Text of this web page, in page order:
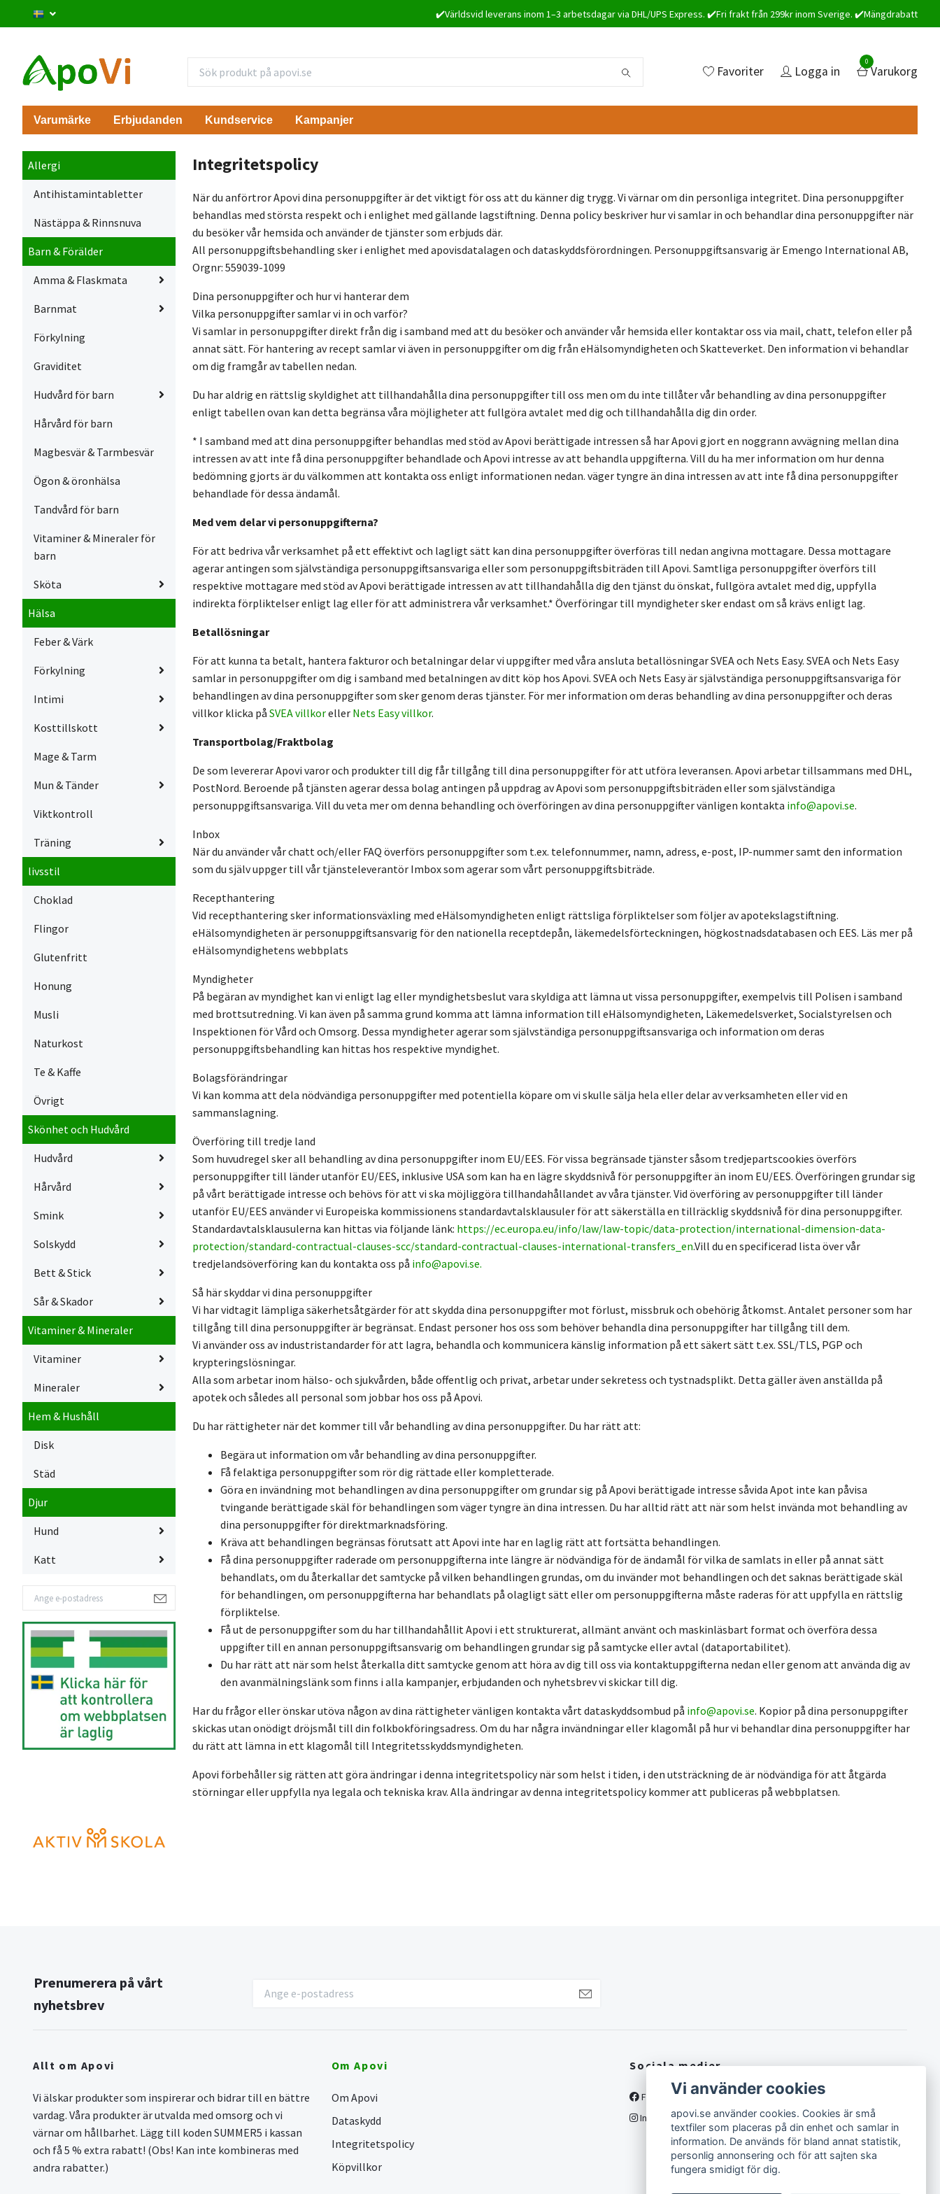
✔️Världsvid leverans inom 1–3 arbetsdagar via DHL/UPS Express. ✔️Fri frakt från 299kr inom Sverige. ✔️Mängdrabatt
Favoriter Logga in
0
Varukorg
Varumärke Erbjudanden Kundservice Kampanjer
Allergi
Antihistamintabletter
Nästäppa & Rinnsnuva
Barn & Förälder
Amma & Flaskmata
Barnmat
Förkylning
Graviditet
Hudvård för barn
Hårvård för barn
Magbesvär & Tarmbesvär
Ögon & öronhälsa
Tandvård för barn
Vitaminer & Mineraler för
barn
Sköta
Hälsa
Feber & Värk
Förkylning
Intimi
Kosttillskott
Mage & Tarm
Mun & Tänder
Viktkontroll
Träning
livsstil
Choklad
Flingor
Glutenfritt
Honung
Musli
Naturkost
Te & Kaffe
Övrigt
Skönhet och Hudvård
Hudvård
Hårvård
Smink
Solskydd
Bett & Stick
Sår & Skador
Vitaminer & Mineraler
Vitaminer
Mineraler
Hem & Hushåll
Disk
Städ
Djur
Hund
Katt
Integritetspolicy
När du anförtror Apovi dina personuppgifter är det viktigt för oss att du känner dig trygg. Vi värnar om din personliga integritet. Dina personuppgifter
behandlas med största respekt och i enlighet med gällande lagstiftning. Denna policy beskriver hur vi samlar in och behandlar dina personuppgifter när
du besöker vår hemsida och använder de tjänster som erbjuds där.
All personuppgiftsbehandling sker i enlighet med apovisdatalagen och dataskyddsförordningen. Personuppgiftsansvarig är Emengo International AB,
Orgnr: 559039-1099
Dina personuppgifter och hur vi hanterar dem
Vilka personuppgifter samlar vi in och varför?
Vi samlar in personuppgifter direkt från dig i samband med att du besöker och använder vår hemsida eller kontaktar oss via mail, chatt, telefon eller på
annat sätt. För hantering av recept samlar vi även in personuppgifter om dig från eHälsomyndigheten och Skatteverket. Den information vi behandlar
om dig framgår av tabellen nedan.
Du har aldrig en rättslig skyldighet att tillhandahålla dina personuppgifter till oss men om du inte tillåter vår behandling av dina personuppgifter
enligt tabellen ovan kan detta begränsa våra möjligheter att fullgöra avtalet med dig och tillhandahålla dig din order.
* I samband med att dina personuppgifter behandlas med stöd av Apovi berättigade intressen så har Apovi gjort en noggrann avvägning mellan dina
intressen av att inte få dina personuppgifter behandlade och Apovi intresse av att behandla uppgifterna. Vill du ha mer information om hur denna
bedömning gjorts är du välkommen att kontakta oss enligt informationen nedan. väger tyngre än dina intressen av att inte få dina personuppgifter
behandlade för dessa ändamål.
Med vem delar vi personuppgifterna?
För att bedriva vår verksamhet på ett effektivt och lagligt sätt kan dina personuppgifter överföras till nedan angivna mottagare. Dessa mottagare
agerar antingen som självständiga personuppgiftsansvariga eller som personuppgiftsbiträden till Apovi. Samtliga personuppgifter överförs till
respektive mottagare med stöd av Apovi berättigade intressen av att tillhandahålla dig den tjänst du önskat, fullgöra avtalet med dig, uppfylla
indirekta förpliktelser enligt lag eller för att administrera vår verksamhet.* Överföringar till myndigheter sker endast om så krävs enligt lag.
Betallösningar
För att kunna ta betalt, hantera fakturor och betalningar delar vi uppgifter med våra ansluta betallösningar SVEA och Nets Easy. SVEA och Nets Easy
samlar in personuppgifter om dig i samband med betalningen av ditt köp hos Apovi. SVEA och Nets Easy är självständiga personuppgiftsansvariga för
behandlingen av dina personuppgifter som sker genom deras tjänster. För mer information om deras behandling av dina personuppgifter och deras
villkor klicka påSVEA villkoreller Nets Easy villkor.
Transportbolag/Fraktbolag
De som levererar Apovi varor och produkter till dig får tillgång till dina personuppgifter för att utföra leveransen. Apovi arbetar tillsammans med DHL,
PostNord. Beroende på tjänsten agerar dessa bolag antingen på uppdrag av Apovi som personuppgiftsbiträden eller som självständiga
personuppgiftsansvariga. Vill du veta mer om denna behandling och överföringen av dina personuppgifter vänligen kontakta info@apovi.se.
Inbox
När du använder vår chatt och/eller FAQ överförs personuppgifter som t.ex. telefonnummer, namn, adress, e-post, IP-nummer samt den information
som du själv uppger till vår tjänsteleverantör Imbox som agerar som vårt personuppgiftsbiträde.
Recepthantering
Vid recepthantering sker informationsväxling med eHälsomyndigheten enligt rättsliga förpliktelser som följer av apotekslagstiftning.
eHälsomyndigheten är personuppgiftsansvarig för den nationella receptdepån, läkemedelsförteckningen, högkostnadsdatabasen och EES. Läs mer på
eHälsomyndighetens webbplats
Myndigheter
På begäran av myndighet kan vi enligt lag eller myndighetsbeslut vara skyldiga att lämna ut vissa personuppgifter, exempelvis till Polisen i samband
med brottsutredning. Vi kan även på samma grund komma att lämna information till eHälsomyndigheten, Läkemedelsverket, Socialstyrelsen och
Inspektionen för Vård och Omsorg. Dessa myndigheter agerar som självständiga personuppgiftsansvariga och information om deras
personuppgiftsbehandling kan hittas hos respektive myndighet.
Bolagsförändringar
Vi kan komma att dela nödvändiga personuppgifter med potentiella köpare om vi skulle sälja hela eller delar av verksamheten eller vid en
sammanslagning.
Överföring till tredje land
Som huvudregel sker all behandling av dina personuppgifter inom EU/EES. För vissa begränsade tjänster såsom tredjepartscookies överförs
personuppgifter till länder utanför EU/EES, inklusive USA som kan ha en lägre skyddsnivå för personuppgifter än inom EU/EES. Överföringen grundar sig
på vårt berättigade intresse och behövs för att vi ska möjliggöra tillhandahållandet av våra tjänster. Vid överföring av personuppgifter till länder
utanför EU/EES använder vi Europeiska kommissionens standardavtalsklausuler för att säkerställa en tillräcklig skyddsnivå för dina personuppgifter.
Standardavtalsklausulerna kan hittas via följande länk: https://ec.europa.eu/info/law/law-topic/data-protection/international-dimension-data-
protection/standard-contractual-clauses-scc/standard-contractual-clauses-international-transfers_en.Vill du en specificerad lista över vår
tredjelandsöverföring kan du kontakta oss på info@apovi.se.
Så här skyddar vi dina personuppgifter
Vi har vidtagit lämpliga säkerhetsåtgärder för att skydda dina personuppgifter mot förlust, missbruk och obehörig åtkomst. Antalet personer som har
tillgång till dina personuppgifter är begränsat. Endast personer hos oss som behöver behandla dina personuppgifter har tillgång till dem.
Vi använder oss av industristandarder för att lagra, behandla och kommunicera känslig information på ett säkert sätt t.ex. SSL/TLS, PGP och
krypteringslösningar.
Alla som arbetar inom hälso- och sjukvården, både offentlig och privat, arbetar under sekretess och tystnadsplikt. Detta gäller även anställda på
apotek och således all personal som jobbar hos oss på Apovi.
Du har rättigheter när det kommer till vår behandling av dina personuppgifter. Du har rätt att:
Begära ut information om vår behandling av dina personuppgifter.
Få felaktiga personuppgifter som rör dig rättade eller kompletterade.
Göra en invändning mot behandlingen av dina personuppgifter om grundar sig på Apovi berättigade intresse såvida Apot inte kan påvisa
tvingande berättigade skäl för behandlingen som väger tyngre än dina intressen. Du har alltid rätt att när som helst invända mot behandling av
dina personuppgifter för direktmarknadsföring.
Kräva att behandlingen begränsas förutsatt att Apovi inte har en laglig rätt att fortsätta behandlingen.
Få dina personuppgifter raderade om personuppgifterna inte längre är nödvändiga för de ändamål för vilka de samlats in eller på annat sätt
behandlats, om du återkallar det samtycke på vilken behandlingen grundas, om du invänder mot behandlingen och det saknas berättigade skäl
för behandlingen, om personuppgifterna har behandlats på olagligt sätt eller om personuppgifterna måste raderas för att uppfylla en rättslig
förpliktelse.
Få ut de personuppgifter som du har tillhandahållit Apovi i ett strukturerat, allmänt använt och maskinläsbart format och överföra dessa
uppgifter till en annan personuppgiftsansvarig om behandlingen grundar sig på samtycke eller avtal (dataportabilitet).
Du har rätt att när som helst återkalla ditt samtycke genom att höra av dig till oss via kontaktuppgifterna nedan eller genom att använda dig av
den avanmälningslänk som finns i alla kampanjer, erbjudanden och nyhetsbrev vi skickar till dig.
Har du frågor eller önskar utöva någon av dina rättigheter vänligen kontakta vårt dataskyddsombud på info@apovi.se. Kopior på dina personuppgifter
skickas utan onödigt dröjsmål till din folkbokföringsadress. Om du har några invändningar eller klagomål på hur vi behandlar dina personuppgifter har
du rätt att lämna in ett klagomål till Integritetsskyddsmyndigheten.
Apovi förbehåller sig rätten att göra ändringar i denna integritetspolicy när som helst i tiden, i den utsträckning de är nödvändiga för att åtgärda
störningar eller uppfylla nya legala och tekniska krav. Alla ändringar av denna integritetspolicy kommer att publiceras på webbplatsen.
Prenumerera på vårt
nyhetsbrev
Allt om Apovi
Vi älskar produkter som inspirerar och bidrar till en bättre
vardag. Våra produkter är utvalda med omsorg och vi
värnar om hållbarhet. Lägg till koden SUMMER5 i kassan
och få 5 % extra rabatt! (Obs! Kan inte kombineras med
andra rabatter.)
Om Apovi
Om Apovi
Dataskydd
Integritetspolicy
Köpvillkor
Sociala medier
Facebook
Instagram
Vi använder cookies
apovi.se använder cookies. Cookies är små
textfiler som placeras på din enhet och samlar in
information. De används för bland annat statistik,
personlig annonsering och för att sajten ska
fungera smidigt för dig.